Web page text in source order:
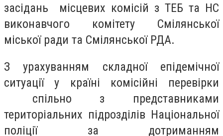
засідань місцевих комісій з ТЕБ та НС
виконавчого комітету Смілянської
міської ради та Смілянської РДА.
З урахуванням складної епідемічної
ситуації у країні комісійні перевірки
спільно з представниками
територіальних підрозділів Національної
поліції за дотриманням